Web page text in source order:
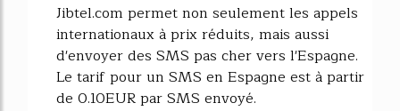
Jibtel.com permet non seulement les appels
internationaux à prix réduits, mais aussi
d'envoyer des SMS pas cher vers l'Espagne.
Le tarif pour un SMS en Espagne est à partir
de 0.10EUR par SMS envoyé.